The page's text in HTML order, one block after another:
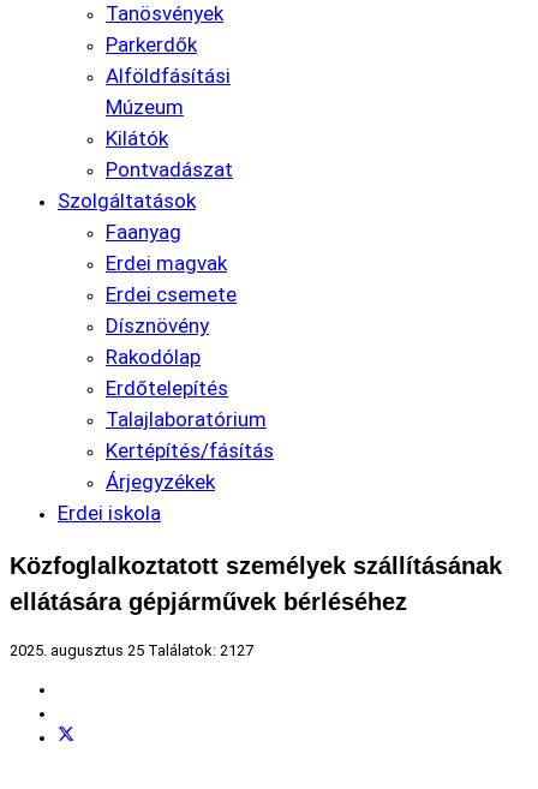
Tanösvények
Parkerdők
Alföldfásítási
Múzeum
Kilátók
Pontvadászat
Szolgáltatások
Faanyag
Erdei magvak
Erdei csemete
Dísznövény
Rakodólap
Erdőtelepítés
Talajlaboratórium
Kertépítés/fásítás
Árjegyzékek
Erdei iskola
Közfoglalkoztatott személyek szállításának
ellátására gépjárművek bérléséhez
2025. augusztus 25 Találatok: 2127